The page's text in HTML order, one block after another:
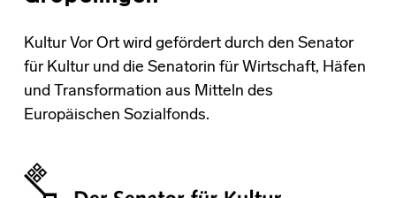
Kultur Vor Ort wird gefördert durch den Senator
für Kultur und die Senatorin für Wirtschaft, Häfen
und Transformation aus Mitteln des
Europäischen Sozialfonds.